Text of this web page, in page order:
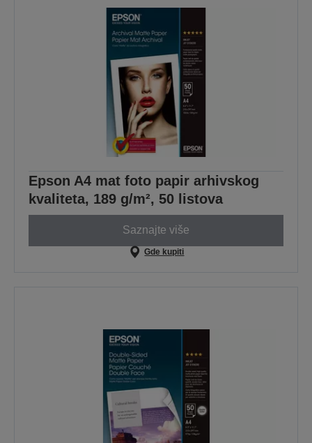
Epson A4 mat foto papir arhivskog
kvaliteta, 189 g/m², 50 listova
Saznajte više
Gde kupiti